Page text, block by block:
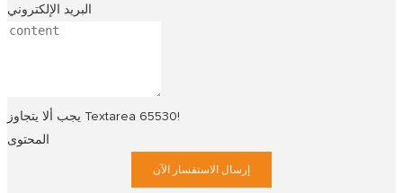
البريد الإلكتروني
يجب ألا يتجاوز Textarea 65530!
المحتوى
إرسال الاستفسار الآن